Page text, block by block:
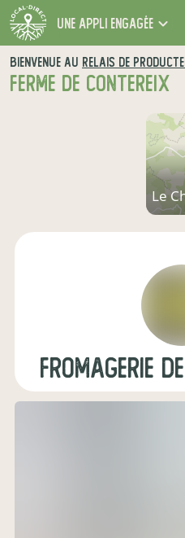
une appli engagée
BIENVENUE AU RELAIS DE
FERME DE CONTEREIX
Le
fromagerie